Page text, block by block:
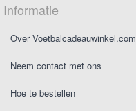
Informatie
Over Voetbalcadeauwinkel.com
Neem contact met ons
Hoe te bestellen